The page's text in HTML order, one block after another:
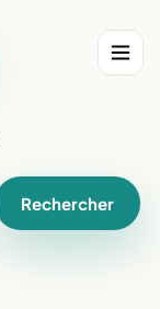
Rechercher